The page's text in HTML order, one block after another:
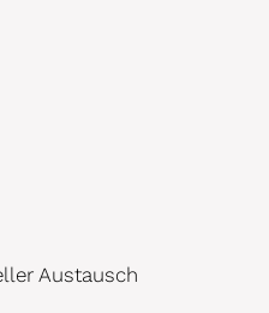
Austausch